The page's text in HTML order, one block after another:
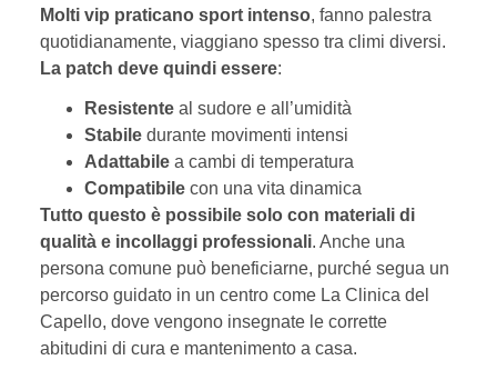
Molti vip praticano sport intenso, fanno palestra
quotidianamente, viaggiano spesso tra climi diversi.
La patch deve quindi essere:
Resistente al sudore e all’umidità
Stabile durante movimenti intensi
Adattabile a cambi di temperatura
Compatibile con una vita dinamica
Tutto questo è possibile solo con materiali di
qualità e incollaggi professionali. Anche una
persona comune può beneficiarne, purché segua un
percorso guidato in un centro come La Clinica del
Capello, dove vengono insegnate le corrette
abitudini di cura e mantenimento a casa.